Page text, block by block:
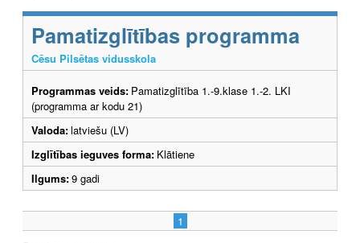
Pamatizglītības programma
Cēsu Pilsētas vidusskola
Programmas veids: Pamatizglītība 1.-9.klase 1.-2. LKI
(programma ar kodu 21)
Valoda:latviešu (LV)
Izglītības ieguves forma: Klātiene
Ilgums:9 gadi
1